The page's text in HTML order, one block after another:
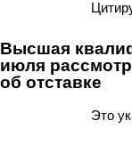
Высшая
июля
об отставке
Это